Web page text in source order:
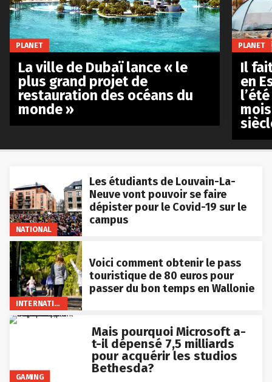
NATIONAL
Les étudiants de Louvain-La-
Neuve vont pouvoir se faire
dépister pour le Covid-19 sur le
campus
INTERNATIONAL
Voici comment obtenir le pass
touristique de 80 euros pour
passer du bon temps en Wallonie
GAMING
Mais pourquoi Microsoft a-
t-il dépensé 7,5 milliards
pour acquérir les studios
Bethesda?
PLANET
La ville de Dubaï lance « le
plus grand projet de
restauration des océans du
monde »
PLANET
Il
en